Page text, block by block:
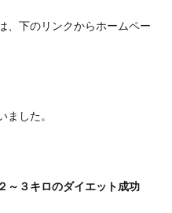
、下のリンクからホームペー
した。
～３キロのダイエット成功